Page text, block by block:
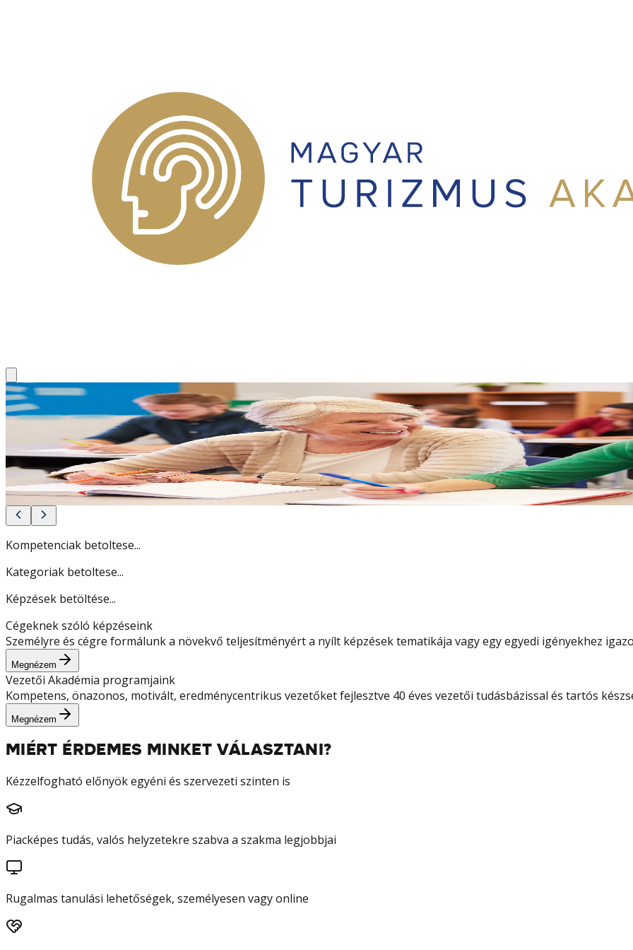
ÜDVÖZLÜNK A MAGYAR TURIZMUS AKADÉMIÁNÁL, A
KÖZPONTJÁNÁL!
Képzéseinkkel piacképes tudást adunk a kezedbe és növeljük vállalkozásod bevételét.
Nézd meg, hogyan!
Kompetenciak betoltese...
Kategoriak betoltese...
Képzések betöltése...
Cégeknek szóló képzéseink
Személyre és cégre formálunk a növekvő teljesítményért a nyílt képzések tematikája vagy egy egyedi igényekhez
Megnézem
Vezetői Akadémia programjaink
Kompetens, önazonos, motivált, eredménycentrikus vezetőket fejlesztve 40 éves vezetői tudásbázissal és tartós
Megnézem
MIÉRT ÉRDEMES MINKET VÁLASZTANI?
Kézzelfogható előnyök egyéni és szervezeti szinten is
Piacképes tudás, valós helyzetekre szabva a szakma legjobbjai
Rugalmas tanulási lehetőségek, személyesen vagy online